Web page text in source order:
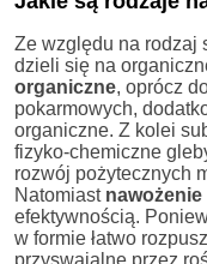
Ze względu na rodzaj
dzieli się na
organiczne, oprócz
pokarmowych,
organiczne. Z kolei
fizyko-chemiczne
rozwój pożytecznych
Natomiast
efektywnością.
w formie łatwo
przyswajalne przez